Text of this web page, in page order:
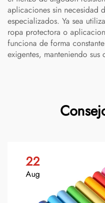
aplicaciones sin necesidad
especializados. Ya sea
ropa protectora o
funciona de forma
exigentes, manteniendo sus
22
Aug